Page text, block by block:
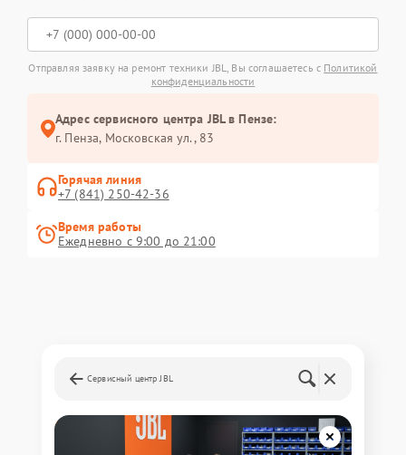
Отправляя заявку на ремонт техники JBL, Вы соглашаетесь с Политикой
конфиденциальности
Адрес сервисного центра JBL в Пензе:
г. Пенза, Московская ул., 83
Горячая линия
+7 (841) 250-42-36
Время работы
Ежедневно с 9:00 до 21:00
Сервисный центр JBL